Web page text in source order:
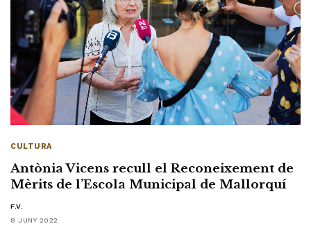
CULTURA
Antònia Vicens recull el Reconeixement de
Mèrits de l’Escola Municipal de Mallorquí
F.V.
8 JUNY 2022